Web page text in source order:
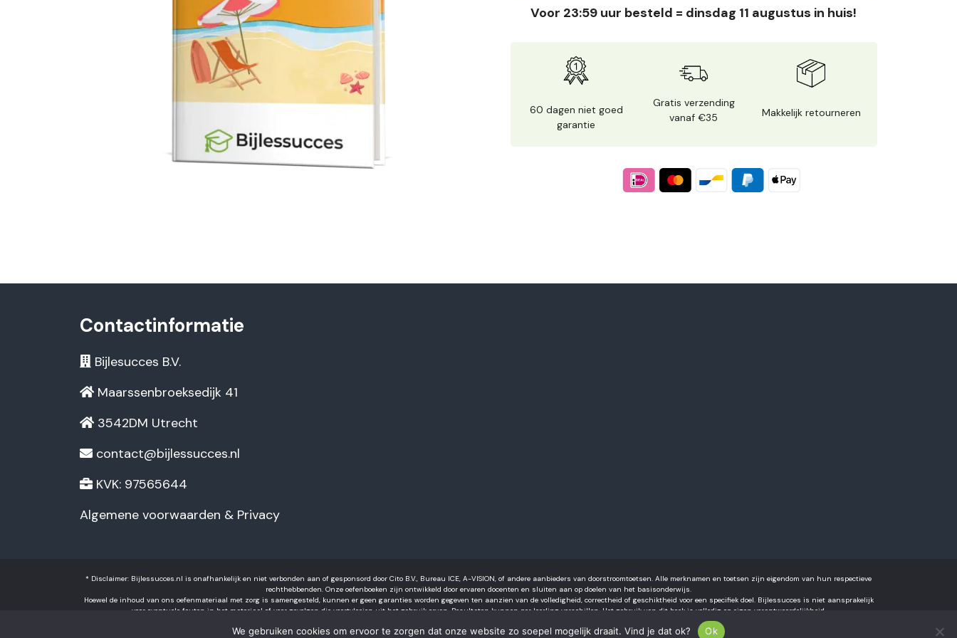
Voor 23:59 uur besteld = dinsdag 11 augustus in huis!
60 dagen niet goed
garantie
Gratis verzending
vanaf €35
Makkelijk retourneren
Contactinformatie
Bijlesucces B.V.
Maarssenbroeksedijk 41
3542DM Utrecht
contact@bijlessucces.nl
KVK: 97565644
Algemene voorwaarden & Privacy
* Disclaimer: Bijlessucces.nl is onafhankelijk en niet verbonden aan of gesponsord door Cito B.V., Bureau ICE, A-VISION, of andere aanbieders van doorstroomtoetsen. Alle merknamen en toetsen zijn eigendom van hun respectieve
rechthebbenden. Onze oefenboeken zijn ontwikkeld door ervaren docenten en sluiten aan op doelen van het basisonderwijs.
Hoewel de inhoud van ons oefenmateriaal met zorg is samengesteld, kunnen er geen garanties worden gegeven ten aanzien van de volledigheid, correctheid of geschiktheid voor een specifiek doel. Bijlessucces is niet aansprakelijk
voor eventuele fouten in het materiaal of voor gevolgen die voortvloeien uit het gebruik ervan. Resultaten kunnen per leerling verschillen. Het gebruik van dit boek is volledig op eigen verantwoordelijkheid.
2026 © Bijlessucces
We gebruiken cookies om ervoor te zorgen dat onze website zo soepel mogelijk draait. Vind je dat ok? Ok